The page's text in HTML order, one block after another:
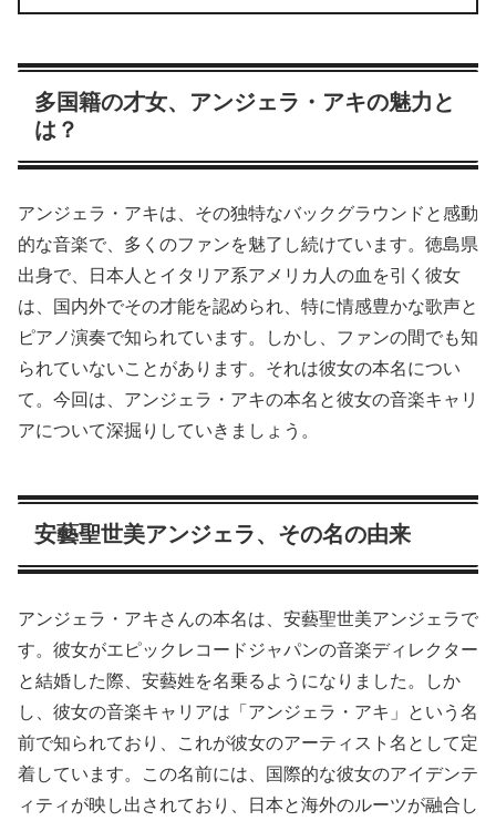
多国籍の才女、アンジェラ・アキの魅力と
は？
アンジェラ・アキは、その独特なバックグラウンドと感動
的な音楽で、多くのファンを魅了し続けています。徳島県
出身で、日本人とイタリア系アメリカ人の血を引く彼女
は、国内外でその才能を認められ、特に情感豊かな歌声と
ピアノ演奏で知られています。しかし、ファンの間でも知
られていないことがあります。それは彼女の本名につい
て。今回は、アンジェラ・アキの本名と彼女の音楽キャリ
アについて深掘りしていきましょう。
安藝聖世美アンジェラ、その名の由来
アンジェラ・アキさんの本名は、安藝聖世美アンジェラで
す。彼女がエピックレコードジャパンの音楽ディレクター
と結婚した際、安藝姓を名乗るようになりました。しか
し、彼女の音楽キャリアは「アンジェラ・アキ」という名
前で知られており、これが彼女のアーティスト名として定
着しています。この名前には、国際的な彼女のアイデンテ
ィティが映し出されており、日本と海外のルーツが融合し